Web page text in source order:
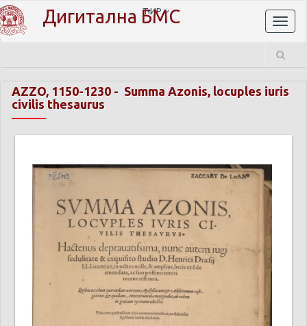
Дигитална БМС
ЋИР
AZZO, 1150-1230 - Summa Azonis, locuples iuris
civilis thesaurus